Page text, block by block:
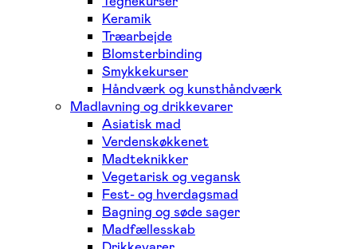
Keramik
Træarbejde
Blomsterbinding
Smykkekurser
Håndværk og kunsthåndværk
Madlavning og drikkevarer
Asiatisk mad
Verdenskøkkenet
Madteknikker
Vegetarisk og vegansk
Fest- og hverdagsmad
Bagning og søde sager
Madfællesskab